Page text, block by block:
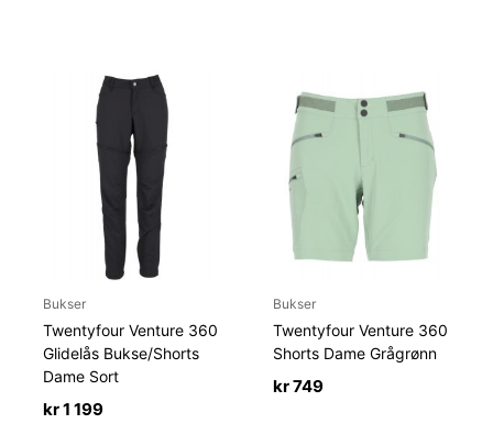
Bukser
Twentyfour Venture 360
Glidelås Bukse/Shorts
Dame Sort
kr1 199
Bukser
Twentyfour Venture 360
Shorts Dame Grågrønn
kr749